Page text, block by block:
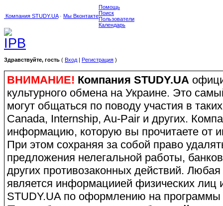
Компания STUDY.UA· Мы Вконтакте
Помощь
Поиск
Пользователи
Календарь
Здравствуйте, гость ( Вход | Регистрация )
ВНИМАНИЕ! Компания STUDY.UA
культурного обмена на Украине. Это
могут общаться по поводу участия в
Canada, Internship, Au-Pair и других.
информацию, которую вы прочитаете от
При этом сохраняя за собой право
предложения нелегальной работы,
других противозаконных действий.
является информациией физических лиц
STUDY.UA по оформлению на